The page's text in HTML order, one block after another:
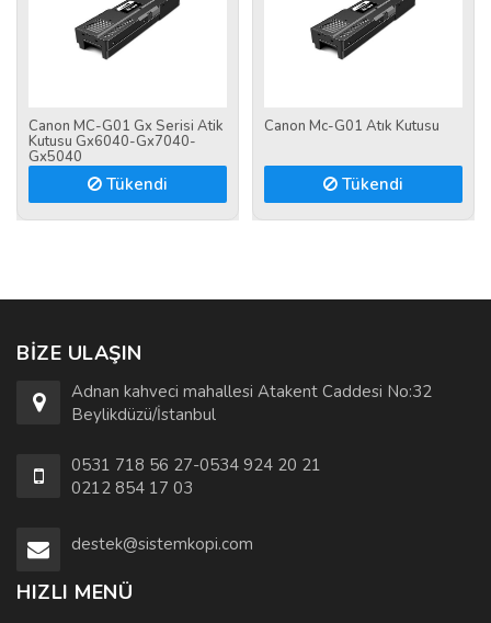
Canon MC-G01 Gx Serisi Atik
Kutusu Gx6040-Gx7040-
Gx5040
Tükendi
Canon Mc-G01 Atık Kutusu
Tükendi
BIZE ULAŞIN
Adnan kahveci mahallesi Atakent Caddesi No:32
Beylikdüzü/İstanbul
0531 718 56 27-0534 924 20 21
0212 854 17 03
destek@sistemkopi.com
HIZLI MENÜ